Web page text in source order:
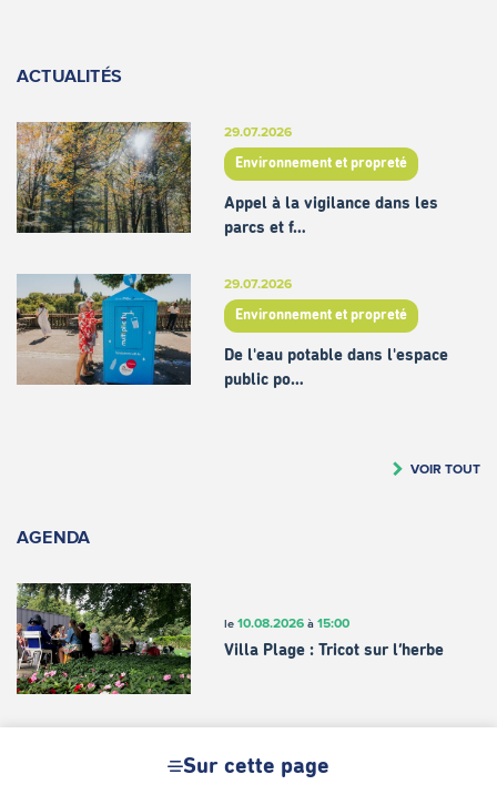
Sur cette page
ACTUALITÉS
29.07.2026
Environnement et propreté
Appel à la vigilance dans les
parcs et f…
29.07.2026
Environnement et propreté
De l'eau potable dans l'espace
public po…
VOIR TOUT
AGENDA
le 10.08.2026à 15:00
Villa Plage : Tricot sur l’herbe
Stay & Play – Creative activity